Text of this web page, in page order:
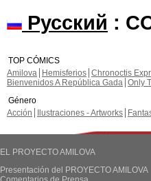
Русский :
TOP CÓMICS
Amilova
Hemisferios Chronoctis
Bienvenidos A República Gada Only
Género
Acción
Ilustraciones - Artworks
EL PROYECTO AMILOVA
Presentación del PROYECTO AMILOVA